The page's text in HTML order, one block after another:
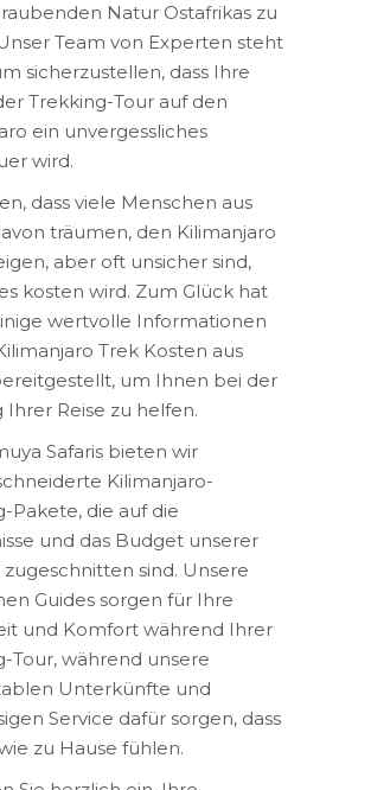
Natur Ostafrikas zu
Team von Experten steht
sicherzustellen, dass Ihre
Trekking-Tour auf den
ein unvergessliches
wird.
dass viele Menschen aus
träumen, den Kilimanjaro
aber oft unsicher sind,
kosten wird. Zum Glück hat
wertvolle Informationen
Trek Kosten aus
um Ihnen bei der
Ihrer Reise zu helfen.
Safaris bieten wir
Kilimanjaro-
Pakete, die auf die
und das Budget unserer
sind. Unsere
Guides sorgen für Ihre
und Komfort während Ihrer
Tour, während unsere
Unterkünfte und
Service dafür sorgen, dass
zu Hause fühlen.